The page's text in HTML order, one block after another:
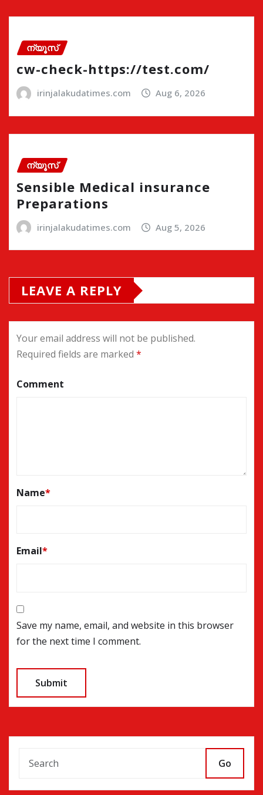
ന്യൂസ്
cw-check-https://test.com/
irinjalakudatimes.com Aug 6, 2026
ന്യൂസ്
Sensible Medical insurance
Preparations
irinjalakudatimes.com Aug 5, 2026
LEAVE A REPLY
Your email address will not be published.
Required fields are marked *
Comment
Name*
Email*
Save my name, email, and website in this browser
for the next time I comment.
Go